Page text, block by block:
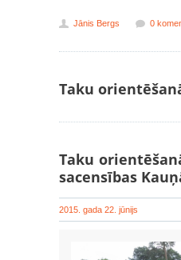
Jānis Bergs 0
Taku
Taku
sacensības
2015. gada 22. jūnijs